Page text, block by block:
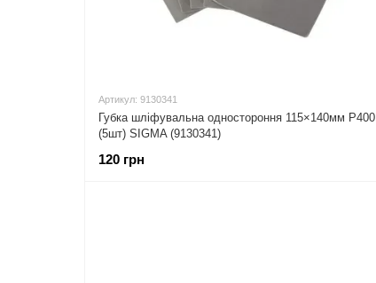
Артикул: 9130341
Губка шліфувальна одностороння 115×140мм P400
(5шт) SIGMA (9130341)
120 грн